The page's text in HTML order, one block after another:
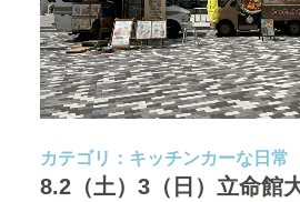
カテゴリ： キッチンカーな日常
8.2（土）3（日）立命館